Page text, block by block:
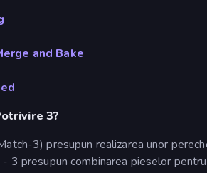
and Bake
3?
3) presupun realizarea unor
3 presupun combinarea pieselor